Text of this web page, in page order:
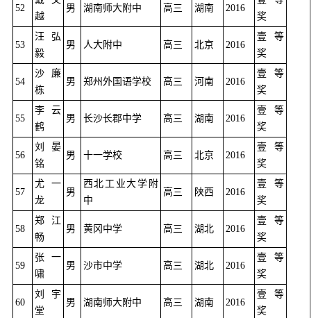
52
越
男 湖南师大附中 高三 湖南 2016
奖
53
汪弘
毅
男 人大附中 高三 北京 2016
壹等
奖
54
沙廉
栋
男 郑州外国语学校 高三 河南 2016
壹等
奖
55
李云
鹤
男 长沙长郡中学 高三 湖南 2016
壹等
奖
56
刘晏
铭
男 十一学校 高三 北京 2016
壹等
奖
57
尤一
龙
男
西北工业大学附
中
高三 陕西 2016
壹等
奖
58
郑江
畅
男 黄冈中学 高三 湖北 2016
壹等
奖
59
张一
啸
男 沙市中学 高三 湖北 2016
壹等
奖
60
刘宇
堂
男 湖南师大附中 高三 湖南 2016
壹等
奖